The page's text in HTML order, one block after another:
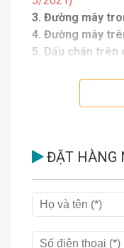
3. Đường mây
4. Đường mây
5. Dấu chân trên
7. Trở về từ Cõi
8. Ngọc Sáng
11. Hành trình về
14. Huyền thuật
ĐẶT HÀNG